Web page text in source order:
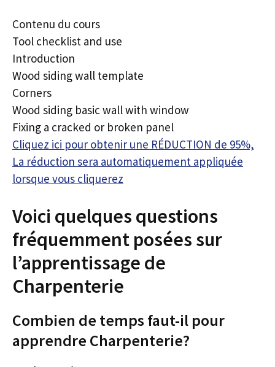
Contenu du cours
Tool checklist and use
Introduction
Wood siding wall template
Corners
Wood siding basic wall with window
Fixing a cracked or broken panel
Cliquez ici pour obtenir une RÉDUCTION de 95%,
La réduction sera automatiquement appliquée
lorsque vous cliquerez
Voici quelques questions
fréquemment posées sur
l’apprentissage de
Charpenterie
Combien de temps faut-il pour
apprendre Charpenterie?